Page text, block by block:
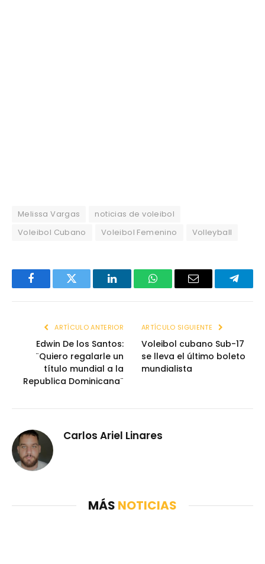
Melissa Vargas
noticias de voleibol
Voleibol Cubano
Voleibol Femenino Volleyball
FacebookTwitter LinkedInWhatsAppEmail
ARTÍCULO ANTERIOR
Edwin De los Santos:
¨Quiero regalarle un
título mundial a la
Republica Dominicana¨
ARTÍCULO SIGUIENTE
Voleibol cubano Sub-17
se lleva el último boleto
mundialista
Carlos Ariel Linares
MÁS NOTICIAS